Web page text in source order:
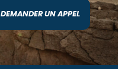
DEMANDER UN APPEL